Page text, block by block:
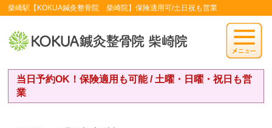
柴崎駅【KOKUA鍼灸整骨院 柴崎院】保険適用可/土日祝も営業
当日予約OK！保険適用も可能 / 土曜・日曜・祝日も営
業